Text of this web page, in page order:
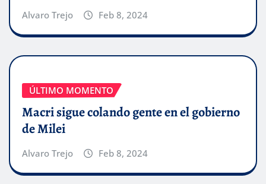
Alvaro Trejo Feb 8, 2024
ÚLTIMO MOMENTO
Macri sigue colando gente en el gobierno
de Milei
Alvaro Trejo Feb 8, 2024